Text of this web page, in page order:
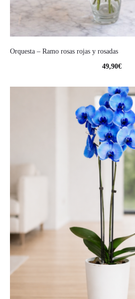
Orquesta – Ramo rosas rojas y rosadas
49,90€